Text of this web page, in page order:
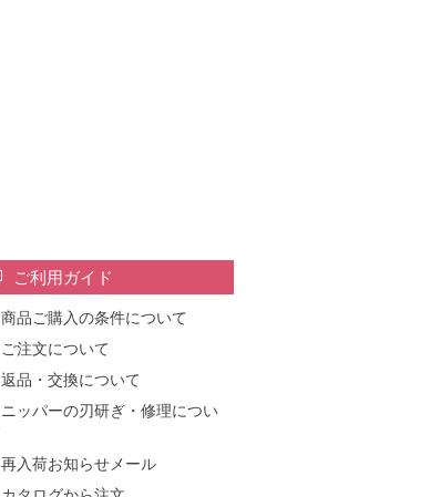
ご利用ガイド
商品ご購入の条件について
ご注文について
返品・交換について
ニッパーの刃研ぎ・修理につい
再入荷お知らせメール